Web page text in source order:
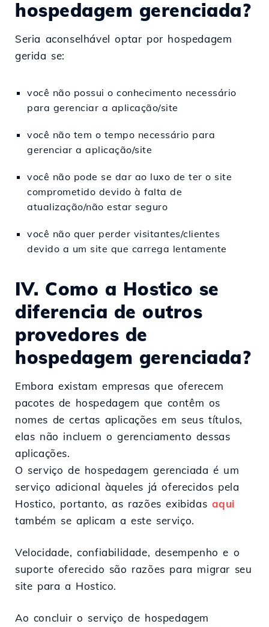
hospedagem gerenciada?
Seria aconselhável optar por hospedagem
gerida se:
você não possui o conhecimento necessário
para gerenciar a aplicação/site
você não tem o tempo necessário para
gerenciar a aplicação/site
você não pode se dar ao luxo de ter o site
comprometido devido à falta de
atualização/não estar seguro
você não quer perder visitantes/clientes
devido a um site que carrega lentamente
IV. Como a Hostico se
diferencia de outros
provedores de
hospedagem gerenciada?
Embora existam empresas que oferecem
pacotes de hospedagem que contêm os
nomes de certas aplicações em seus títulos,
elas não incluem o gerenciamento dessas
aplicações.
O serviço de hospedagem gerenciada é um
serviço adicional àqueles já oferecidos pela
Hostico, portanto, as razões exibidas aqui
também se aplicam a este serviço.
Velocidade, confiabilidade, desempenho e o
suporte oferecido são razões para migrar seu
site para a Hostico.
Ao concluir o serviço de hospedagem